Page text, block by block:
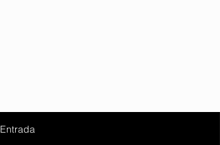
Entrada